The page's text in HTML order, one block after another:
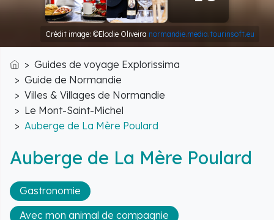
Crédit image: ©Elodie Oliveira normandie.media.tourinsoft.eu
Accueil
Guides de voyage Explorissima
Guide de Normandie
Villes & Villages de Normandie
Le Mont-Saint-Michel
Auberge de La Mère Poulard
Auberge de La Mère Poulard
Gastronomie
Avec mon animal de compagnie